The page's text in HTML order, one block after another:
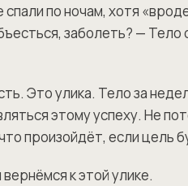
по ночам, хотя
заболеть? —
Это улика. Тело за
этому успеху. Не
произойдёт, если цель
к этой улике.